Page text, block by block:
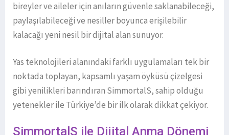
bireyler ve aileler için anıların güvenle saklanabileceği,
paylaşılabileceği ve nesiller boyunca erişilebilir
kalacağı yeni nesil bir dijital alan sunuyor.
Yas teknolojileri alanındaki farklı uygulamaları tek bir
noktada toplayan, kapsamlı yaşam öyküsü çizelgesi
gibi yenilikleri barındıran SimmortalS, sahip olduğu
yetenekler ile Türkiye’de bir ilk olarak dikkat çekiyor.
SimmortalS ile Dijital Anma Dönemi